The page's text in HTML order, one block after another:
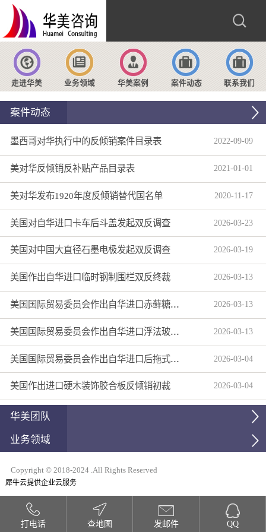
走进华美 业务领域 华美案例 案件动态 联系我们
案件动态
墨西哥对华执行中的反倾销案件目录表 2022-09-09
美对华反倾销反补贴产品目录表 2021 -01 -01
美对华发布1920年度反倾销替代国名单 2020-11 -17
美国对自华进口卡车后斗盖发起双反调查 2026-03-23
美国对中国大直径石墨电极发起双反调查 2026-03-19
美国作出自华进口临时钢制围栏双反终裁 2026-03-13
美国国际贸易委员会作出自华进口赤藓糖醇双反产业损害终裁 2026-03-13
美国国际贸易委员会作出自华进口浮法玻璃制品双反产业损害终裁 2026-03-13
美国国际贸易委员会作出自华进口后拖式草地维护设备及相关零部件第三次反倾销日落复审产业损害终裁 2026-03-04
美国作出进口硬木装饰胶合板反倾销初裁 2026-03-04
华美团队
业务领域
Copyright © 2018-2024 .All Rights Reserved
犀牛云提供企业云服务
打电话 查地图 发邮件 QQ